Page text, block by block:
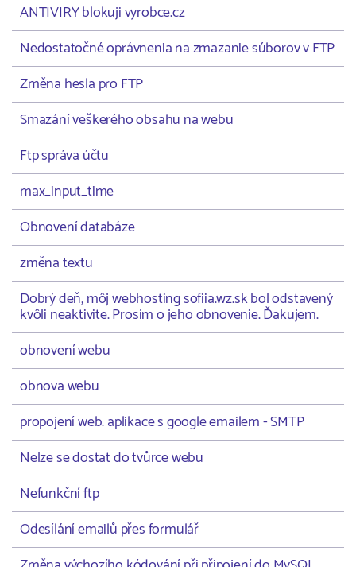
ANTIVIRY blokuji vyrobce.cz
Nedostatočné oprávnenia na zmazanie súborov v FTP
Změna hesla pro FTP
Smazání veškerého obsahu na webu
Ftp správa účtu
max_input_time
Obnovení databáze
změna textu
Dobrý deň, môj webhosting sofiia.wz.sk bol odstavený
kvôli neaktivite. Prosím o jeho obnovenie. Ďakujem.
obnovení webu
obnova webu
propojení web. aplikace s google emailem - SMTP
Nelze se dostat do tvůrce webu
Nefunkční ftp
Odesílání emailů přes formulář